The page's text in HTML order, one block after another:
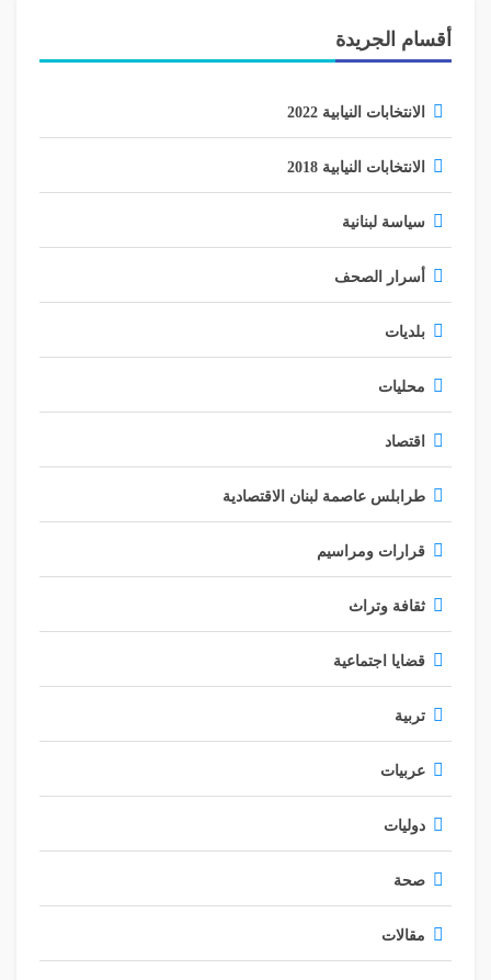
أقسام الجريدة
الانتخابات النيابية 2022
الانتخابات النيابية 2018
سياسة لبنانية
أسرار الصحف
بلديات
محليات
اقتصاد
طرابلس عاصمة لبنان الاقتصادية
قرارات ومراسيم
ثقافة وتراث
قضايا اجتماعية
تربية
عربيات
دوليات
صحة
مقالات